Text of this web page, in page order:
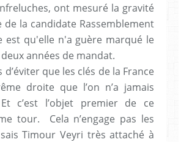
ont mesuré la gravité
la candidate Rassemblement
qu'elle n'a guère marqué le
années de mandat.
d’éviter que les clés de la France
droite que l’on n’a jamais
c’est l’objet premier de ce
tour. Cela n’engage pas les
Timour Veyri très attaché à